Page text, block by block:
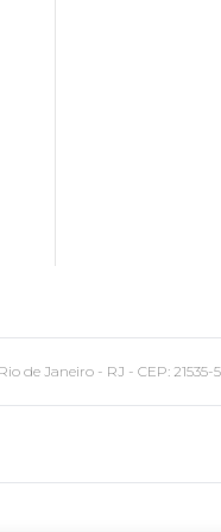
Janeiro - RJ - CEP: 21535-